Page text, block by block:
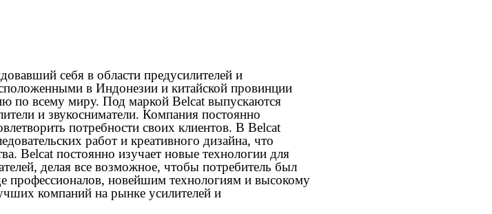
себя в области предусилителей и
в Индонезии и китайской провинции
по всему миру. Под маркой Belcat выпускаются
и звукосниматели. Компания постоянно
потребности своих клиентов. В Belcat
работ и креативного дизайна, что
Belcat постоянно изучает новые технологии для
делая все возможное, чтобы потребитель был
профессионалов, новейшим технологиям и высокому
компаний на рынке усилителей и